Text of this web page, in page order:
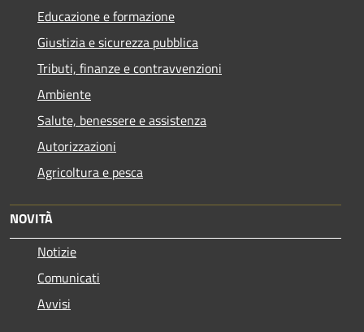
Educazione e formazione
Giustizia e sicurezza pubblica
Tributi, finanze e contravvenzioni
Ambiente
Salute, benessere e assistenza
Autorizzazioni
Agricoltura e pesca
NOVITÀ
Notizie
Comunicati
Avvisi